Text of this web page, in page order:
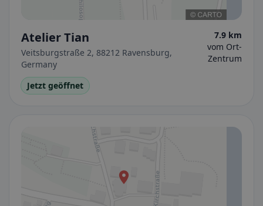
Atelier Tian
Veitsburgstraße 2, 88212 Ravensburg,
Germany
7.9 km
vom Ort-
Zentrum
Jetzt geöffnet